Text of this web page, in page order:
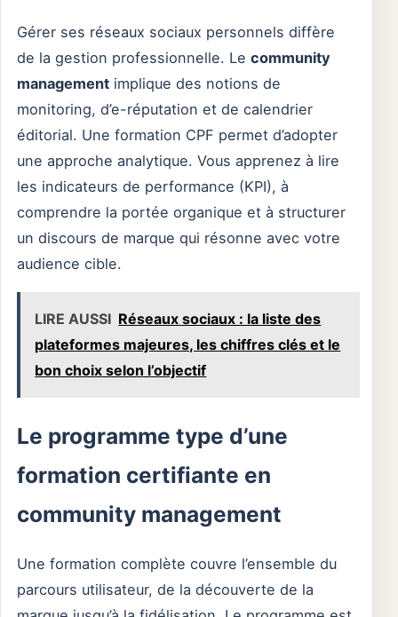
Gérer ses réseaux sociaux personnels diffère
de la gestion professionnelle. Le community
management implique des notions de
monitoring, d’e-réputation et de calendrier
éditorial. Une formation CPF permet d’adopter
une approche analytique. Vous apprenez à lire
les indicateurs de performance (KPI), à
comprendre la portée organique et à structurer
un discours de marque qui résonne avec votre
audience cible.
LIRE AUSSI Réseaux sociaux : la liste des
plateformes majeures, les chiffres clés et le
bon choix selon l’objectif
Le programme type d’une
formation certifiante en
community management
Une formation complète couvre l’ensemble du
parcours utilisateur, de la découverte de la